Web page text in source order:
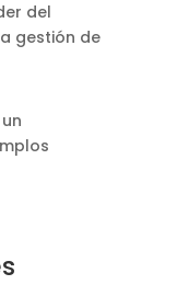
del
gestión de